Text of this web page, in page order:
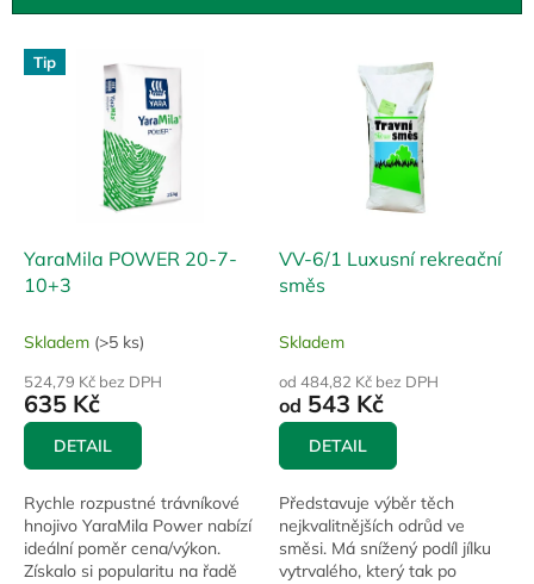
í
V
d
Tip
YaraMila POWER 20-7-
10+3
Skladem (>5 ks)
524,79 Kč bez DPH
635 Kč
DETAIL
Rychle rozpustné trávníkové
hnojivo YaraMila Power nabízí
ideální poměr cena/výkon.
Získalo si popularitu na řadě
VV-6/1 Luxusní rekreační
směs
Skladem
od 484,82 Kč bez DPH
od 543 Kč
DETAIL
Představuje výběr těch
nejkvalitnějších odrůd ve
směsi. Má snížený podíl jílku
vytrvalého, který tak po